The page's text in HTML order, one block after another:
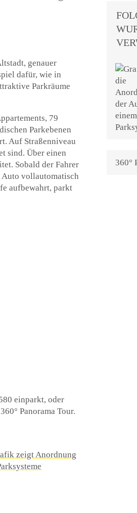
genauer
dafür, wie in
Parkräume
79
Parkebenen
Auf Straßenniveau
sind. Über einen
Sobald der Fahrer
Auto vollautomatisch
aufbewahrt, parkt
einparkt, oder
Panorama Tour.
360°